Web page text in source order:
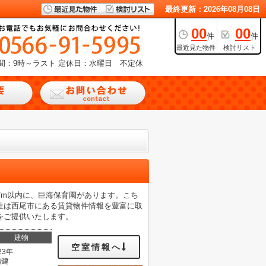
最終更新：2026年08月08日
00件
最近見た物件
00件
検討リスト
：9時～ラスト 定休日：水曜日 不定休
以内に、巨海保育園があります。こち
西尾市にある賃貸物件情報を豊富に取
提供いたします。
建物
年
建
空室情報へ